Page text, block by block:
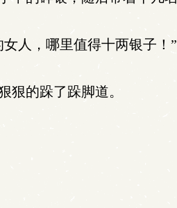
人，哪里值得十两银子！”
的跺了跺脚道。